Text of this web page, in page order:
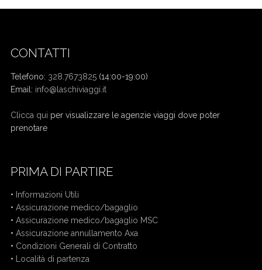
CONTATTI
Telefono: 328.7673825 (14:00-19:00)
Email: info@laschiviaggi.it
Clicca qui per visualizzare le agenzie viaggi dove poter
prenotare
PRIMA DI PARTIRE
• Informazioni Utili
• Assicurazione medico/bagaglio
• Assicurazione medico/bagaglio MSC
• Assicurazione annullamento Axa
• Condizioni Generali di Contratto
• Località di partenza